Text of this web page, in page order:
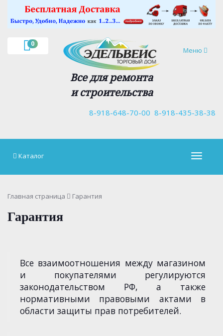
0
Навигация
Меню
Все для ремонта
и строительства
8-918-435-38-38
8-918-648-70-00
×
Каталог
Главная страница Гарантия
Гарантия
Все взаимоотношения между магазином
и покупателями регулируются
законодательством РФ, а также
нормативными правовыми актами в
области защиты прав потребителей.